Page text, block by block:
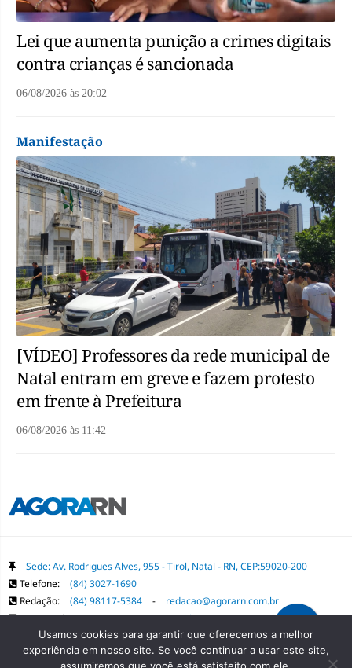
Lei que aumenta punição a crimes digitais
contra crianças é sancionada
06/08/2026 às 20:02
Manifestação
[VÍDEO] Professores da rede municipal de
Natal entram em greve e fazem protesto
em frente à Prefeitura
06/08/2026 às 11:42
Sede: Av. Rodrigues Alves, 955 - Tirol, Natal - RN, CEP:59020-200
Telefone:
(84) 3027-1690
Redação:
(84) 98117-5384 -
redacao@agorarn.com.br
Comercial: (84) 98117-1718 - publica@agorarn.com.br
Copyright Grupo Agora RN. Todos os direitos reservados. É proibida a
Usamos cookies para garantir que oferecemos a melhor
experiência em nosso site. Se você continuar a usar este site,